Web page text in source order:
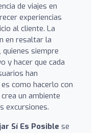
de viajes en
experiencias
al cliente. La
en resaltar la
, quienes siempre
y hacer que cada
han
como hacerlo con
un ambiente
excursiones.
Sí Es Posible se